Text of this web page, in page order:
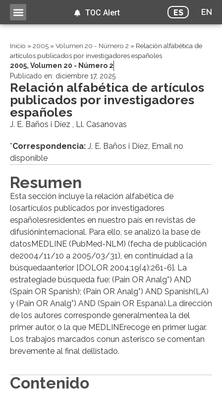
ES EN
TOC Alert
Inicio »2005 »Volumen 20 - Número 2 » Relación alfabética de
artículos publicados por investigadores españoles
2005, Volumen 20 - Número 2
Publicado en: diciembre 17, 2025
Relación alfabética de artículos
publicados por investigadores
españoles
J. E. Baños i Díez , Ll. Casanovas
*Correspondencia: J. E. Baños i Díez, Email no
disponible
Resumen
Esta sección incluye la relación alfabética de
losartículos publicados por investigadores
españolesresidentes en nuestro país en revistas de
difusióninternacional. Para ello, se analizó la base de
datosMEDLINE (PubMed-NLM) (fecha de publicación
de2004/11/10 a 2005/03/31), en continuidad a la
búsquedaanterior [DOLOR 2004;19(4):261-6]. La
estrategiade búsqueda fue: (Pain OR Analg*) AND
(Spain OR Spanish); (Pain OR Analg*) AND Spanish(LA)
y (Pain OR Analg*) AND (Spain OR Espana).La dirección
de los autores corresponde generalmentea la del
primer autor, o la que MEDLINErecoge en primer lugar.
Los trabajos marcados conun asterisco se comentan
brevemente al final dellistado.
Contenido